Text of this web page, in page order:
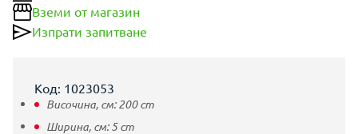
Вземи от магазин
Изпрати запитване
Код: 1023053
Височина, см:200cm
Ширина, см:5cm